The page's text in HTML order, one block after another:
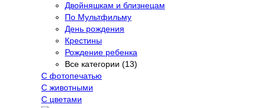
Двойняшкам и близнецам
По Мультфильму
День рождения
Крестины
Рождение ребенка
Все категории (13)
С фотопечатью
C животными
С цветами